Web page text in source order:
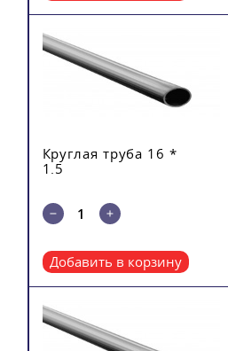
Круглая труба 16 *
1.5
Добавить в корзину